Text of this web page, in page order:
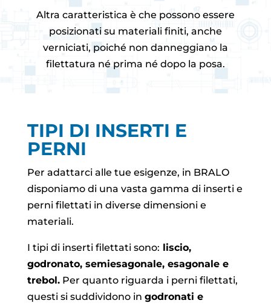
Altra caratteristica è che possono essere
posizionati su materiali finiti, anche
verniciati, poiché non danneggiano la
filettatura né prima né dopo la posa.
TIPI DI INSERTI E
PERNI
Per adattarci alle tue esigenze, in BRALO
disponiamo di una vasta gamma di inserti e
perni filettati in diverse dimensioni e
materiali.
I tipi di inserti filettati sono: liscio,
godronato, semiesagonale, esagonale e
trebol.Per quanto riguarda i perni filettati,
questi si suddividono in godronati e